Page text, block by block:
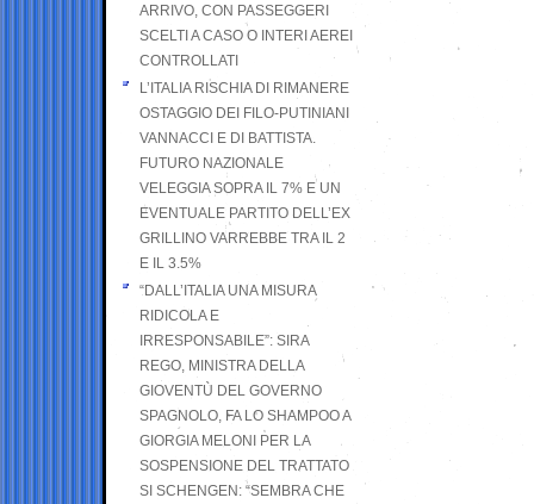
ARRIVO, CON PASSEGGERI
SCELTI A CASO O INTERI AEREI
CONTROLLATI
L’ITALIA RISCHIA DI RIMANERE
OSTAGGIO DEI FILO-PUTINIANI
VANNACCI E DI BATTISTA.
FUTURO NAZIONALE
VELEGGIA SOPRA IL 7% E UN
EVENTUALE PARTITO DELL’EX
GRILLINO VARREBBE TRA IL 2
E IL 3.5%
“DALL’ITALIA UNA MISURA
RIDICOLA E
IRRESPONSABILE”: SIRA
REGO, MINISTRA DELLA
GIOVENTÙ DEL GOVERNO
SPAGNOLO, FA LO SHAMPOO A
GIORGIA MELONI PER LA
SOSPENSIONE DEL TRATTATO
SI SCHENGEN: “SEMBRA CHE